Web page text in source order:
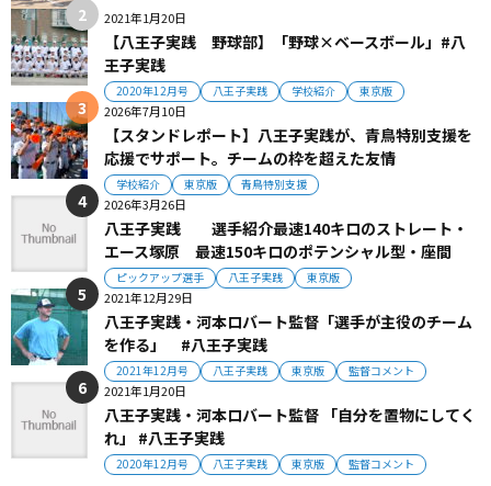
2021年1月20日
【八王子実践 野球部】「野球×ベースボール」#八
王子実践
2020年12月号 八王子実践 学校紹介 東京版
2026年7月10日
【スタンドレポート】八王子実践が、青鳥特別支援を
応援でサポート。チームの枠を超えた友情
学校紹介 東京版 青鳥特別支援
2026年3月26日
八王子実践 選手紹介最速140キロのストレート・
エース塚原 最速150キロのポテンシャル型・座間
ピックアップ選手 八王子実践 東京版
2021年12月29日
八王子実践・河本ロバート監督「選手が主役のチーム
を作る」 #八王子実践
2021年12月号 八王子実践 東京版 監督コメント
2021年1月20日
八王子実践・河本ロバート監督 「自分を置物にしてく
れ」 #八王子実践
2020年12月号 八王子実践 東京版 監督コメント